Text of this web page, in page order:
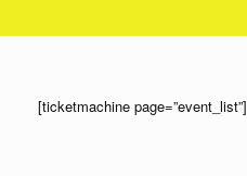
[ticketmachine page=”event_list”]